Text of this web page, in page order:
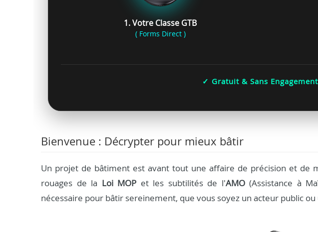
1. Votre Classe GTB
( Forms Direct )
✓ Gratuit & Sans Engagement
Bienvenue : Décrypter pour mieux bâtir
Un projet de bâtiment est avant tout une affaire de précision et de
rouages de la Loi MOP et les subtilités de l'AMO(Assistance à
nécessaire pour bâtir sereinement, que vous soyez un acteur public